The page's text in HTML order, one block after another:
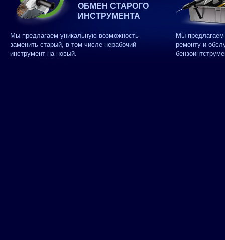
ОБМЕН СТАРОГО
ИНСТРУМЕНТА
Мы предлагаем уникальную возможность
заменить старый, в том числе нерабочий
инструмент на новый.
Мы
ремонту и